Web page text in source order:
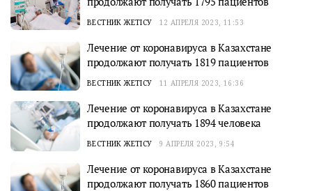
ВЕСТНИК ЖЕТІСУ 12 АПРЕЛЯ 2023, 11:53
Лечение от коронавируса в Казахстане
продолжают получать 1819 пациентов
ВЕСТНИК ЖЕТІСУ 11 АПРЕЛЯ 2023, 16:36
Лечение от коронавируса в Казахстане
продолжают получать 1894 человека
ВЕСТНИК ЖЕТІСУ 9 АПРЕЛЯ 2023, 9:54
Лечение от коронавируса в Казахстане
продолжают получать 1860 пациентов